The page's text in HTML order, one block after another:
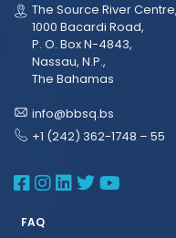
The Source River Centre,
1000 Bacardi Road,
P. O. Box N-4843,
Nassau, N.P.,
The Bahamas
info@bbsq.bs
+1 (242) 362-1748 – 55
BBSQ
BBSQ
BBSQ
BBSQ
FAQ